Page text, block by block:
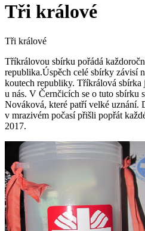
Tři králové
Tři králové
Tříkrálovou sbírku pořádá
republika.Úspěch celé sbírky závisí
koutech republiky. Tříkrálová
u nás. V Černčicích se o tuto sbírku
Nováková, které patří velké uznání.
v mrazivém počasí přišli popřát
2017.